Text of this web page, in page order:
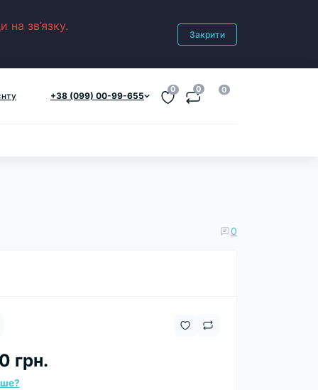
зв’язку.
Закрити
+38 (099) 00-99-655
0 0 0
0
грн.